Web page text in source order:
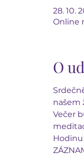
28. 10.
Online
O
našem
Večer
Hodinu